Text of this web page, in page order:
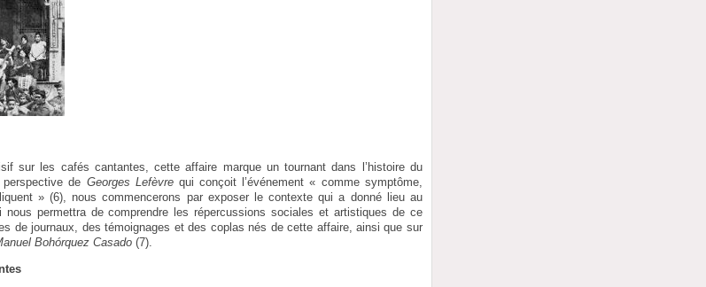
sur les cafés cantantes, cette affaire marque un tournant dans l’histoire du
de Georges Lefèvrequi conçoit l’événement « comme symptôme,
» (6), nous commencerons par exposer le contexte qui a donné lieu au
nous permettra de comprendre les répercussions sociales et artistiques de ce
de journaux, des témoignages et des coplas nés de cette affaire, ainsi que sur
Bohórquez Casado (7).